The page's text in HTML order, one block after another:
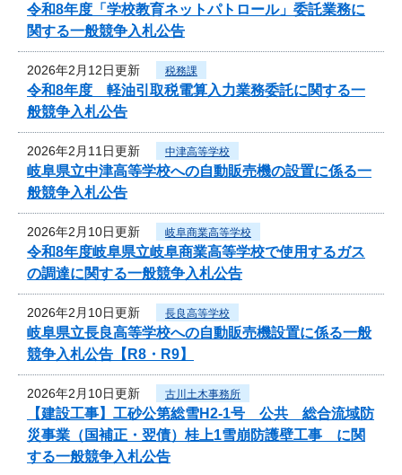
令和8年度「学校教育ネットパトロール」委託業務に
関する一般競争入札公告
2026年2月12日更新 税務課
令和8年度 軽油引取税電算入力業務委託に関する一
般競争入札公告
2026年2月11日更新 中津高等学校
岐阜県立中津高等学校への自動販売機の設置に係る一
般競争入札公告
2026年2月10日更新 岐阜商業高等学校
令和8年度岐阜県立岐阜商業高等学校で使用するガス
の調達に関する一般競争入札公告
2026年2月10日更新 長良高等学校
岐阜県立長良高等学校への自動販売機設置に係る一般
競争入札公告【R8・R9】
2026年2月10日更新 古川土木事務所
【建設工事】工砂公第総雪H2-1号 公共 総合流域防
災事業（国補正・翌債）桂上1雪崩防護壁工事 に関
する一般競争入札公告